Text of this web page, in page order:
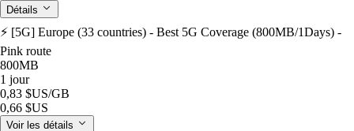
Détails
⚡️ [5G] Europe (33 countries) - Best 5G Coverage (800MB/1Days) -
Pink route
800MB
1 jour
0,83 $US/GB
0,66 $US
Voir les détails